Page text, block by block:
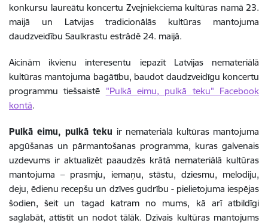
konkursu laureātu koncertu Zvejniekciema kultūras namā 23.
maijā un Latvijas tradicionālās kultūras mantojuma
daudzveidību Saulkrastu estrādē 24. maijā.
Aicinām ikvienu interesentu iepazīt Latvijas nemateriālā
kultūras mantojuma bagātību, baudot daudzveidīgu koncertu
programmu tiešsaistē "Pulkā eimu, pulkā teku" Facebook
kontā.
Pulkā eimu, pulkā teku ir nemateriālā kultūras mantojuma
apgūšanas un pārmantošanas programma, kuras galvenais
uzdevums ir aktualizēt paaudzēs krātā nemateriālā kultūras
mantojuma – prasmju, iemaņu, stāstu, dziesmu, melodiju,
deju, ēdienu recepšu un dzīves gudrību - pielietojuma iespējas
šodien, šeit un tagad katram no mums, kā arī atbildīgi
saglabāt, attīstīt un nodot tālāk. Dzīvais kultūras mantojums